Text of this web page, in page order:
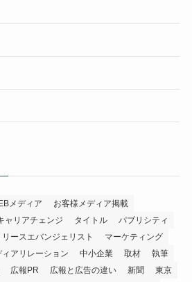
メディア
お客様メディア掲載
ャリアチェンジ タイトル
パブリシティ
ースエバンジェリスト
マーケティング
ィアリレーション 中小企業 取材
執筆
広報PR 広報と広告の違い 新聞 東京